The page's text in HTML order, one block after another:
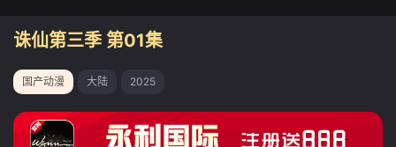
诛仙第三季 第01集
国产动漫 大陆 2025